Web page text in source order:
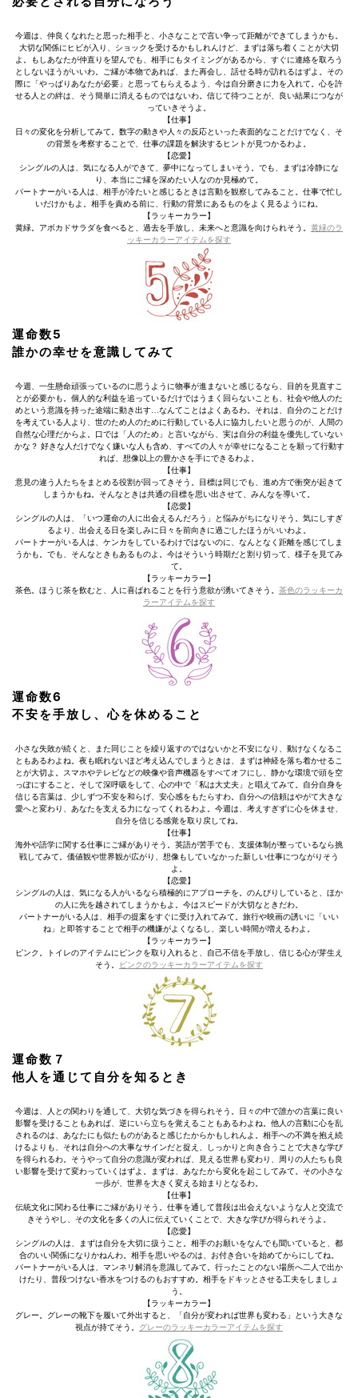
今週は、仲良くなれたと思った相手と、小さなことで言い争って距離ができてしまうかも。
大切な関係にヒビが入り、ショックを受けるかもしれんけど、まずは落ち着くことが大切
よ。もしあなたが仲直りを望んでも、相手にもタイミングがあるから、すぐに連絡を取ろう
としないほうがいいわ。ご縁が本物であれば、また再会し、話せる時が訪れるはずよ。その
際に「やっぱりあなたが必要」と思ってもらえるよう、今は自分磨きに力を入れて。心を許
せる人との絆は、そう簡単に消えるものではないわ。信じて待つことが、良い結果につなが
っていきそうよ。
【仕事】
日々の変化を分析してみて。数字の動きや人々の反応といった表面的なことだけでなく、そ
の背景を考察することで、仕事の課題を解決するヒントが見つかるわよ。
【恋愛】
シングルの人は、気になる人ができて、夢中になってしまいそう。でも、まずは冷静にな
り、本当にご縁を深めたい人なのか見極めて。
パートナーがいる人は、相手が冷たいと感じるときは言動を観察してみること。仕事で忙し
いだけかもよ。相手を責める前に、行動の背景にあるものをよく見るようにね。
【ラッキーカラー】
黄緑。アボカドサラダを食べると、過去を手放し、未来へと意識を向けられそう。 黄緑のラ
ッキーカラーアイテムを探す
運命数5
誰かの幸せを意識してみて
今週、一生懸命頑張っているのに思うように物事が進まないと感じるなら、目的を見直すこ
とが必要かも。個人的な利益を追っているだけではうまく回らないことも、社会や他人のた
めという意識を持った途端に動き出す…なんてことはよくあるわ。それは、自分のことだけ
を考えている人より、世のため人のために行動している人に協力したいと思うのが、人間の
自然な心理だからよ。口では「人のため」と言いながら、実は自分の利益を優先していない
かな？ 好きな人だけでなく嫌いな人も含め、すべての人々が幸せになることを願って行動す
れば、想像以上の豊かさを手にできるわよ。
【仕事】
意見の違う人たちをまとめる役割が回ってきそう。目標は同じでも、進め方で衝突が起きて
しまうかもね。そんなときは共通の目標を思い出させて、みんなを導いて。
【恋愛】
シングルの人は、「いつ運命の人に出会えるんだろう」と悩みがちになりそう。気にしすぎ
るより、出会える日を楽しみに日々を前向きに過ごしたほうがいいわよ。
パートナーがいる人は、ケンカをしているわけではないのに、なんとなく距離を感じてしま
うかも。でも、そんなときもあるものよ。今はそういう時期だと割り切って、様子を見てみ
て。
【ラッキーカラー】
茶色。ほうじ茶を飲むと、人に喜ばれることを行う意欲が湧いてきそう。 茶色のラッキーカ
ラーアイテムを探す
運命数6
不安を手放し、心を休めること
小さな失敗が続くと、また同じことを繰り返すのではないかと不安になり、動けなくなるこ
ともあるわよね。夜も眠れないほど考え込んでしまうときは、まずは神経を落ち着かせるこ
とが大切よ。スマホやテレビなどの映像や音声機器をすべてオフにし、静かな環境で頭を空
っぽにすること。そして深呼吸をして、心の中で「私は大丈夫」と唱えてみて。自分自身を
信じる言葉は、少しずつ不安を和らげ、安心感をもたらすわ。自分への信頼はやがて大きな
愛へと変わり、あなたを支える力になってくれるわよ。今週は、考えすぎずに心を休ませ、
自分を信じる感覚を取り戻してね。
【仕事】
海外や語学に関する仕事にご縁がありそう。英語が苦手でも、支援体制が整っているなら挑
戦してみて。価値観や世界観が広がり、想像もしていなかった新しい仕事につながりそう
よ。
【恋愛】
シングルの人は、気になる人がいるなら積極的にアプローチを。のんびりしていると、ほか
の人に先を越されてしまうかもよ。今はスピードが大切なときだわ。
パートナーがいる人は、相手の提案をすぐに受け入れてみて。旅行や映画の誘いに「いい
ね」と即答することで相手の機嫌がよくなるし、楽しい時間が増えるわよ。
【ラッキーカラー】
ピンク。トイレのアイテムにピンクを取り入れると、自己不信を手放し、信じる心が芽生え
そう。
ピンクのラッキーカラーアイテムを探す
運命数７
他人を通じて自分を知るとき
今週は、人との関わりを通して、大切な気づきを得られそう。日々の中で誰かの言葉に良い
影響を受けることもあれば、逆にいら立ちを覚えることもあるわよね。他人の言動に心を乱
されるのは、あなたにも似たものがあると感じたからかもしれんよ。相手への不満を抱え続
けるよりも、それは自分への大事なサインだと捉え、しっかりと向き合うことで大きな学び
を得られるわ。そうやって自分の意識が変われば、見える世界も変わり、周りの人たちも良
い影響を受けて変わっていくはずよ。まずは、あなたから変化を起こしてみて。その小さな
一歩が、世界を大きく変える始まりとなるわ。
【仕事】
伝統文化に関わる仕事にご縁がありそう。仕事を通して普段は出会えないような人と交流で
きそうやし、その文化を多くの人に伝えていくことで、大きな学びが得られそうよ。
【恋愛】
シングルの人は、まずは自分を大切に扱うこと。相手のお願いをなんでも聞いていると、都
合のいい関係になりかねんわ。相手を思いやるのは、お付き合いを始めてからにしてね。
パートナーがいる人は、マンネリ解消を意識してみて。行ったことのない場所へ二人で出か
けたり、普段つけない香水をつけるのもおすすめ。相手をドキッとさせる工夫をしましょ
う。
【ラッキーカラー】
グレー。グレーの靴下を履いて外出すると、「自分が変われば世界も変わる」という大きな
視点が持てそう。 グレーのラッキーカラーアイテムを探す